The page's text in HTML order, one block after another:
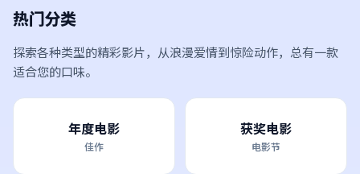
热门分类
探索各种类型的精彩影片，从浪漫爱情到惊险动作，总有一款
适合您的口味。
年度电影
佳作
获奖电影
电影节